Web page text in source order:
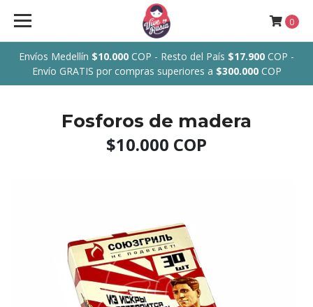
Envíos Medellín $10.000 COP - Resto del País $17.900 COP -
Envío GRATIS por compras superiores a $300.000COP
0
Fosforos de madera
$10.000 COP